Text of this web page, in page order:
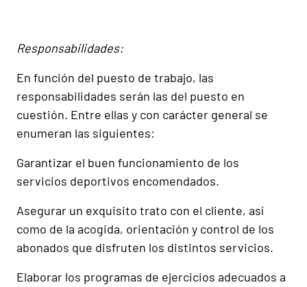
Responsabilidades:
En función del puesto de trabajo, las
responsabilidades serán las del puesto en
cuestión. Entre ellas y con carácter general se
enumeran las siguientes:
Garantizar el buen funcionamiento de los
servicios deportivos encomendados.
Asegurar un exquisito trato con el cliente, así
como de la acogida, orientación y control de los
abonados que disfruten los distintos servicios.
Elaborar los programas de ejercicios adecuados a